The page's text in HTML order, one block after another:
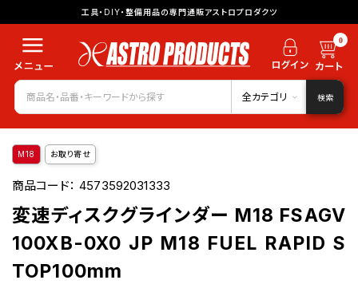
工具・DIY・整備用品の専門通販アストロプロダクツ
0
全カテゴリ 検索
M18 お取り寄せ
商品コード：4573592031333
変速ディスクグラインダー M18 FSAGV
100XB-0X0 JP M18 FUEL RAPID S
TOP100mm